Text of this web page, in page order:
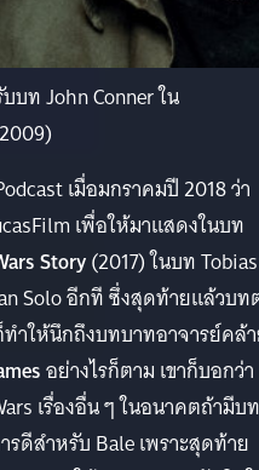
บท John Conner ใน
เมื่อมกราคมปี 2018 ว่า
เพื่อให้มาแสดงในบท
Story(2017) ในบท Tobias
Solo อีกที ซึ่งสุดท้ายแล้วบ
ทำให้นึกถึงบทบาทอาจารย์คล้
อย่างไรก็ตาม เขาก็บอกว่า
เรื่องอื่น ๆ ในอนาคตถ้ามีบ
รดีสำหรับ Bale เพราะสุดท้าย